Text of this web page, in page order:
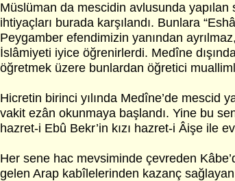
Müslüman da mescidin avlusunda
ihtiyaçları burada karşılandı. Bunlara
Peygamber efendimizin yanından
İslâmiyeti iyice öğrenirlerdi. Medîne
öğretmek üzere bunlardan öğretici
Hicretin birinci yılında Medîne’de mescid
vakit ezân okunmaya başlandı. Yine bu
hazret-i Ebû Bekr’in kızı hazret-i Âişe ile
Her sene hac mevsiminde çevreden
gelen Arap kabîlelerinden kazanç